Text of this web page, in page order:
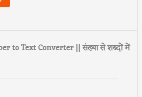
to Text Converter || संख्या से शब्दों में